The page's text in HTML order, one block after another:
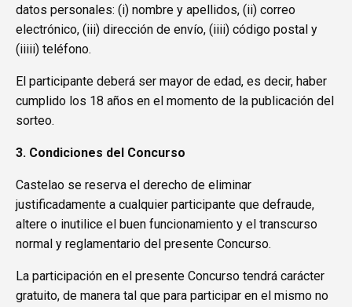
datos personales: (i) nombre y apellidos, (ii) correo
electrónico, (iii) dirección de envío, (iiii) código postal y
(iiiii) teléfono.
El participante deberá ser mayor de edad, es decir, haber
cumplido los 18 años en el momento de la publicación del
sorteo.
3. Condiciones del Concurso
Castelao se reserva el derecho de eliminar
justificadamente a cualquier participante que defraude,
altere o inutilice el buen funcionamiento y el transcurso
normal y reglamentario del presente Concurso.
La participación en el presente Concurso tendrá carácter
gratuito, de manera tal que para participar en el mismo no